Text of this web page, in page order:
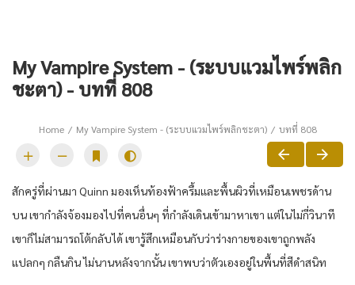
My Vampire System - (ระบบแวมไพร์พลิก
ชะตา) - บทที่ 808
Home My Vampire System - (ระบบแวมไพร์พลิกชะตา) บทที่ 808
สักครู่ที่ผ่านมา Quinn มองเห็นท้องฟ้าครึ้มและพื้นผิวที่เหมือนเพชรด้าน
บน เขากำลังจ้องมองไปที่คนอื่นๆ ที่กำลังเดินเข้ามาหาเขา แต่ในไม่กี่วินาที
เขาก็ไม่สามารถโต้กลับได้ เขารู้สึกเหมือนกับว่าร่างกายของเขาถูกพลัง
แปลกๆ กลืนกิน ไม่นานหลังจากนั้น เขาพบว่าตัวเองอยู่ในพื้นที่สีดำสนิท